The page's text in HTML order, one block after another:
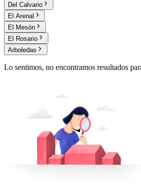
Del Calvario
El Arenal
El Mesón
El Rosario
Arboledas
Lo sentimos, no encontramos resultados